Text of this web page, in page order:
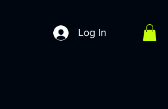
Log In